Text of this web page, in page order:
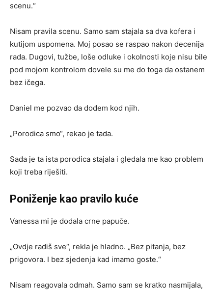
scenu.“
Nisam pravila scenu. Samo sam stajala sa dva kofera i
kutijom uspomena. Moj posao se raspao nakon decenija
rada. Dugovi, tužbe, loše odluke i okolnosti koje nisu bile
pod mojom kontrolom dovele su me do toga da ostanem
bez ičega.
Daniel me pozvao da dođem kod njih.
„Porodica smo“, rekao je tada.
Sada je ta ista porodica stajala i gledala me kao problem
koji treba riješiti.
Poniženje kao pravilo kuće
Vanessa mi je dodala crne papuče.
„Ovdje radiš sve“, rekla je hladno. „Bez pitanja, bez
prigovora. I bez sjedenja kad imamo goste.“
Nisam reagovala odmah. Samo sam se kratko nasmijala,